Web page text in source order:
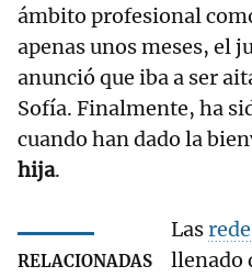
ámbito profesional
apenas unos meses, el
anunció que iba a ser
Sofía. Finalmente, ha
cuando han dado la
hija.
RELACIONADAS
Las
llenado